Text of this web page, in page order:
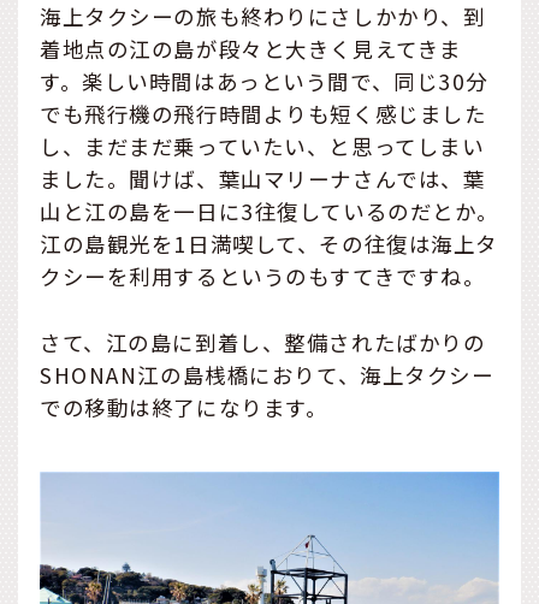
海上タクシーの旅も終わりにさしかかり、到
着地点の江の島が段々と大きく見えてきま
す。楽しい時間はあっという間で、同じ30分
でも飛行機の飛行時間よりも短く感じました
し、まだまだ乗っていたい、と思ってしまい
ました。聞けば、葉山マリーナさんでは、葉
山と江の島を一日に3往復しているのだとか。
江の島観光を1日満喫して、その往復は海上タ
クシーを利用するというのもすてきですね。
さて、江の島に到着し、整備されたばかりの
SHONAN江の島桟橋におりて、海上タクシー
での移動は終了になります。